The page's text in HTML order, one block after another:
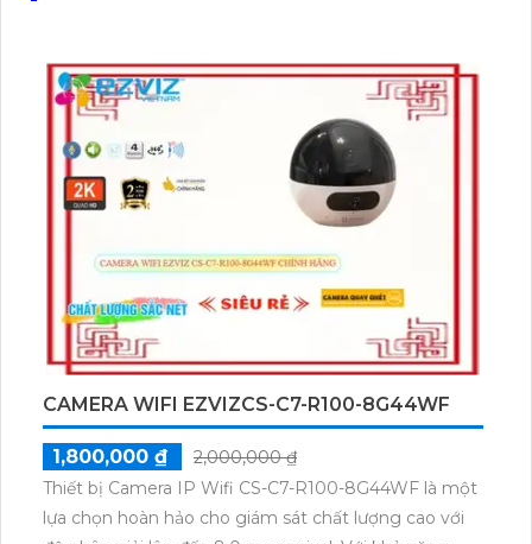
CAMERA WIFI EZVIZCS-C7-R100-8G44WF
1,800,000 ₫
2,000,000 ₫
Thiết bị Camera IP Wifi CS-C7-R100-8G44WF là một
lựa chọn hoàn hảo cho giám sát chất lượng cao với